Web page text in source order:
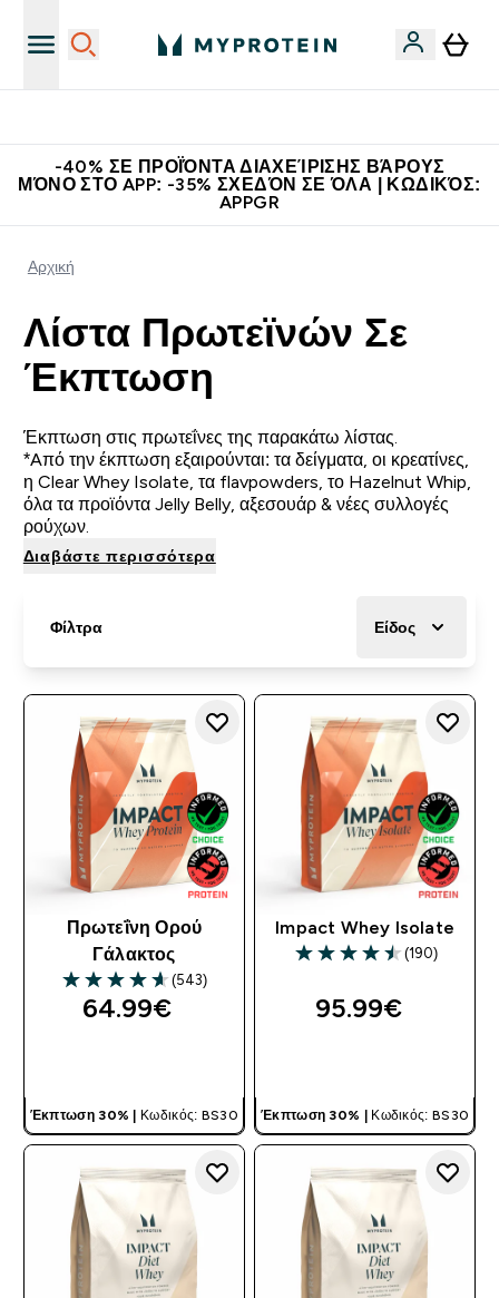
-40% ΣΕ ΠΡΟΪΌΝΤΑ ΔΙΑΧΕΊΡΙΣΗΣ ΒΆΡΟΥΣ
ΜΌΝΟ ΣΤΟ APP: -35% ΣΧΕΔΌΝ ΣΕ ΌΛΑ | ΚΩΔΙΚΌΣ:
APPGR
Αρχική
Λίστα Πρωτεϊνών Σε
Έκπτωση
Έκπτωση στις πρωτεΐνες της παρακάτω λίστας.
*Aπό την έκπτωση εξαιρούνται: τα δείγματα, οι κρεατίνες,
η Clear Whey Isolate, τα flavpowders, το Hazelnut Whip,
όλα τα προϊόντα Jelly Belly, αξεσουάρ & νέες συλλογές
ρούχων.
Διαβάστε περισσότερα
Φίλτρα Είδος
Πρωτεΐνη Ορού
Γάλακτος
4.61 out of 5 stars
(543)
64.99€‎
Έκπτωση 30% | Κωδικός: BS30
Impact Whey Isolate
4.47 out of 5 stars
(190)
95.99€‎
Έκπτωση 30% | Κωδικός: BS30